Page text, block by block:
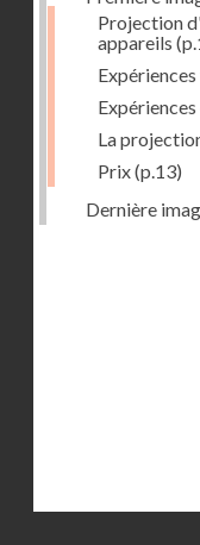
Projection
appareils
La
Prix(p.13)
Dernière